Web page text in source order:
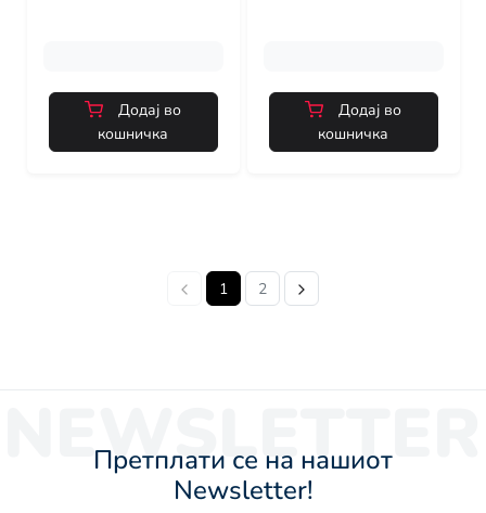
Додај во
кошничка
Додај во
кошничка
1 2
NEWSLETTER
Претплати се на нашиот
Newsletter!